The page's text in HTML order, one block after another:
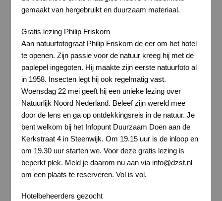
gemaakt van hergebruikt en duurzaam materiaal.
Gratis lezing Philip Friskorn
Aan natuurfotograaf Philip Friskorn de eer om het hotel
te openen. Zijn passie voor de natuur kreeg hij met de
paplepel ingegoten. Hij maakte zijn eerste natuurfoto al
in 1958. Insecten legt hij ook regelmatig vast.
Woensdag 22 mei geeft hij een unieke lezing over
Natuurlijk Noord Nederland. Beleef zijn wereld mee
door de lens en ga op ontdekkingsreis in de natuur. Je
bent welkom bij het Infopunt Duurzaam Doen aan de
Kerkstraat 4 in Steenwijk. Om 19.15 uur is de inloop en
om 19.30 uur starten we. Voor deze gratis lezing is
beperkt plek. Meld je daarom nu aan via info@dzst.nl
om een plaats te reserveren. Vol is vol.
Hotelbeheerders gezocht